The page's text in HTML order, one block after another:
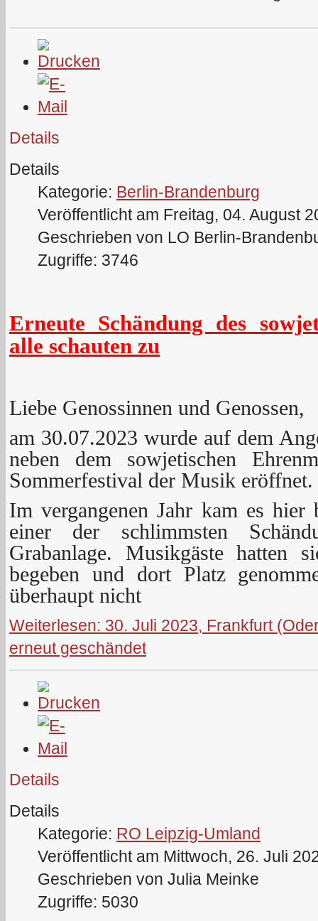
Details
Details
Kategorie: Berlin-Brandenburg
Veröffentlicht am Freitag, 04. August
Geschrieben von LO Berlin-
Zugriffe: 3746
Erneute Schändung des
alle schauten zu
Liebe Genossinnen und Genossen,
am 30.07.2023 wurde auf dem
neben dem sowjetischen
Sommerfestival der Musik eröffnet.
Im vergangenen Jahr kam es hier
einer der schlimmsten
Grabanlage. Musikgäste hatten
begeben und dort Platz
überhaupt nicht
Weiterlesen: 30. Juli 2023, Frankfurt
erneut geschändet
Details
Details
Kategorie: RO Leipzig-Umland
Veröffentlicht am Mittwoch, 26. Juli
Geschrieben von Julia Meinke
Zugriffe: 5030